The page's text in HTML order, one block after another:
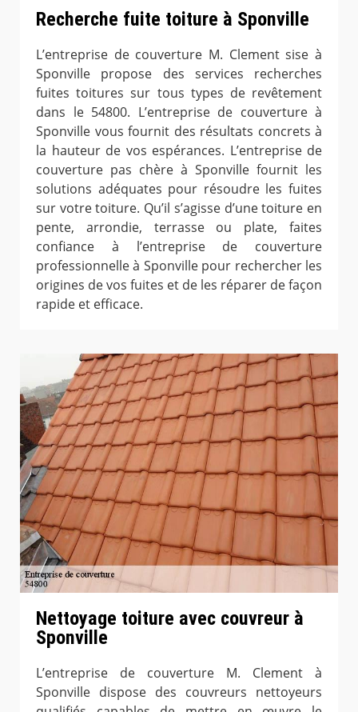
Recherche fuite toiture à Sponville
L’entreprise de couverture M. Clement sise à
Sponville propose des services recherches
fuites toitures sur tous types de revêtement
dans le 54800. L’entreprise de couverture à
Sponville vous fournit des résultats concrets à
la hauteur de vos espérances. L’entreprise de
couverture pas chère à Sponville fournit les
solutions adéquates pour résoudre les fuites
sur votre toiture. Qu’il s’agisse d’une toiture en
pente, arrondie, terrasse ou plate, faites
confiance à l’entreprise de couverture
professionnelle à Sponville pour rechercher les
origines de vos fuites et de les réparer de façon
rapide et efficace.
Nettoyage toiture avec couvreur à
Sponville
L’entreprise de couverture M. Clement à
Sponville dispose des couvreurs nettoyeurs